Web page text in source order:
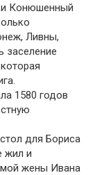
Конюшенный
Ливны,
заселение
1580 годов
для Бориса
жил и
жены Ивана